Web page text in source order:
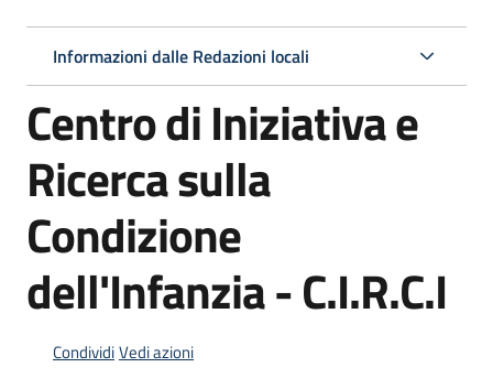
Servizi
Centri
per
le
Informazioni
Informazioni dalle Redazioni locali
Centro di Iniziativa e
Ricerca sulla
Condizione
dell'Infanzia - C.I.R.C.I
CondividiVedi azioni